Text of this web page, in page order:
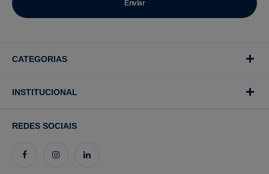
CATEGORIAS
INSTITUCIONAL
REDES SOCIAIS